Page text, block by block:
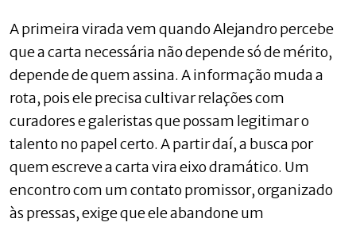
A primeira virada vem quando Alejandro percebe
que a carta necessária não depende só de mérito,
depende de quem assina. A informação muda a
rota, pois ele precisa cultivar relações com
curadores e galeristas que possam legitimar o
talento no papel certo. A partir daí, a busca por
quem escreve a carta vira eixo dramático. Um
encontro com um contato promissor, organizado
às pressas, exige que ele abandone um